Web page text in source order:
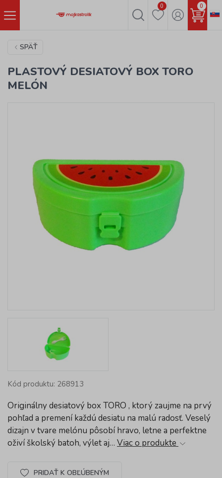
0 0
SPÄŤ
PLASTOVÝ DESIATOVÝ BOX TORO
MELÓN
Kód produktu: 268913
Originálny desiatový box TORO , ktorý zaujme na prvý
pohľad a premení každú desiatu na malú radosť. Veselý
dizajn v tvare melónu pôsobí hravo, letne a perfektne
oživí školský batoh, výlet aj… Viac o produkte
PRIDAŤ K OBĽÚBENÝM